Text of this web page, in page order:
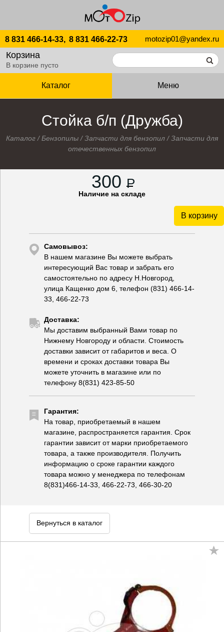
8 831 466-14-33, 8 831 466-22-73 motozip01@yandex.ru
Корзина
В корзине пусто
Каталог Меню
Стойка б/п (Дружба)
Каталог /Бензопилы /Запчасти для бензопил /Запчасти для
отечественных бензопил
300 P
Наличие на складе
В корзину
Самовывоз:
В нашем магазине Вы можете выбрать
интересующий Вас товар и забрать его
самостоятельно по адресу Н.Новгород,
улица Кащенко дом 6, телефон (831) 466-14-
33, 466-22-73
Доставка:
Мы доставим выбранный Вами товар по
Нижнему Новгороду и области. Стоимость
доставки зависит от габаритов и веса. О
времени и сроках доставки товара Вы
можете уточнить в магазине или по
телефону 8(831) 423-85-50
Гарантия:
На товар, приобретаемый в нашем
магазине, распространяется гарантия. Срок
гарантии зависит от марки приобретаемого
товара, а также производителя. Получить
информацию о сроке гарантии каждого
товара можно у менеджера по телефонам
8(831)466-14-33, 466-22-73, 466-30-20
Вернуться в каталог